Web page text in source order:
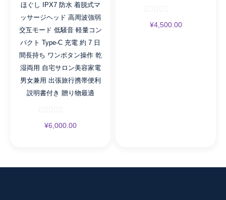
付
き
贈
り
物
に
最
適
ほぐし IPX7 防水 着脱式マ
ッサージヘッド 高周波強弱
交互モード 低騒音 軽量コン
パクト Type-C 充電 約 7 日
間長持ち ワンボタン操作 乾
湿両用 自宅サロン美容家電
男女兼用 出張旅行携帯便利
説明書付き 贈り物最適
¥6,000.00
¥4,500.00